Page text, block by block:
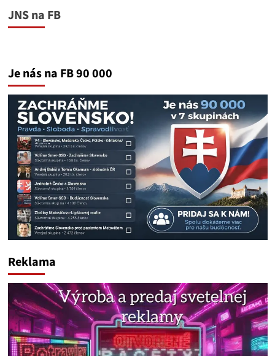
JNS na FB
Je nás na FB 90 000
Reklama